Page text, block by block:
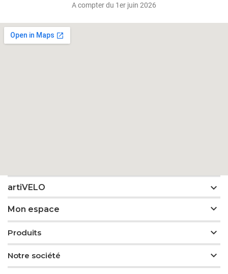
A compter du 1er juin 2026
artiVELO 
Mon espace 
Produits 
Notre société 